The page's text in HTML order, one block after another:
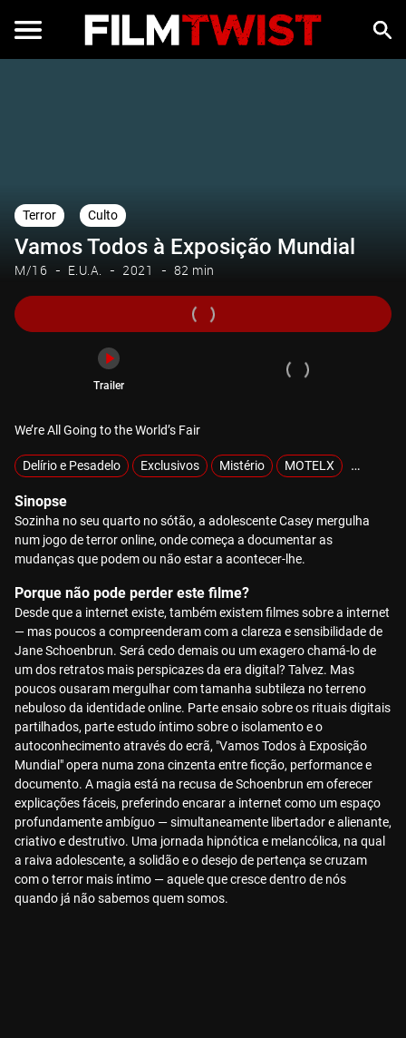
Terror Culto
Vamos Todos à Exposição Mundial
M/16 E.U.A. 2021 82 min
Trailer
We’re All Going to the World’s Fair
Delírio e Pesadelo Exclusivos Mistério MOTELX
Sinopse
Sozinha no seu quarto no sótão, a adolescente Casey mergulha
num jogo de terror online, onde começa a documentar as
mudanças que podem ou não estar a acontecer-lhe.
Porque não pode perder este filme?
Desde que a internet existe, também existem filmes sobre a internet
— mas poucos a compreenderam com a clareza e sensibilidade de
Jane Schoenbrun. Será cedo demais ou um exagero chamá-lo de
um dos retratos mais perspicazes da era digital? Talvez. Mas
poucos ousaram mergulhar com tamanha subtileza no terreno
nebuloso da identidade online. Parte ensaio sobre os rituais digitais
partilhados, parte estudo íntimo sobre o isolamento e o
autoconhecimento através do ecrã, "Vamos Todos à Exposição
Mundial" opera numa zona cinzenta entre ficção, performance e
documento. A magia está na recusa de Schoenbrun em oferecer
explicações fáceis, preferindo encarar a internet como um espaço
profundamente ambíguo — simultaneamente libertador e alienante,
criativo e destrutivo. Uma jornada hipnótica e melancólica, na qual
a raiva adolescente, a solidão e o desejo de pertença se cruzam
com o terror mais íntimo — aquele que cresce dentro de nós
quando já não sabemos quem somos.